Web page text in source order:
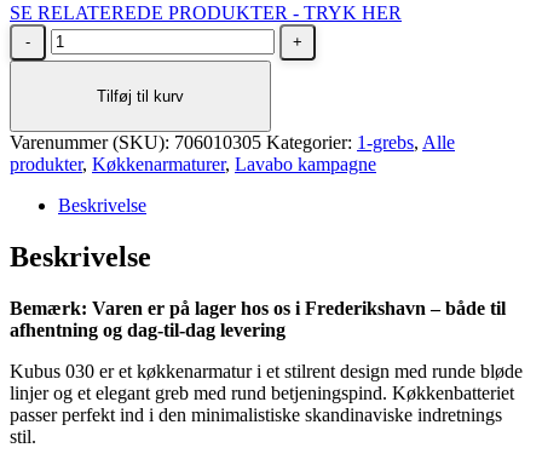
SE RELATEREDE PRODUKTER - TRYK HER
Lavabo
Kubus
køkkenarmatur,
messing
antal
Tilføj til kurv
Varenummer (SKU): 706010305 Kategorier: 1-grebs, Alle
produkter, Køkkenarmaturer, Lavabo kampagne
Beskrivelse
Beskrivelse
Bemærk: Varen er på lager hos os i Frederikshavn – både til
afhentning og dag-til-dag levering
Kubus 030 er et køkkenarmatur i et stilrent design med runde bløde
linjer og et elegant greb med rund betjeningspind. Køkkenbatteriet
passer perfekt ind i den minimalistiske skandinaviske indretnings
stil.